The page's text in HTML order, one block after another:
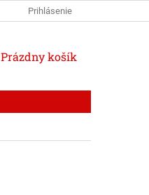
Prihlásenie
NÁKUPNÝ
Prázdny košík